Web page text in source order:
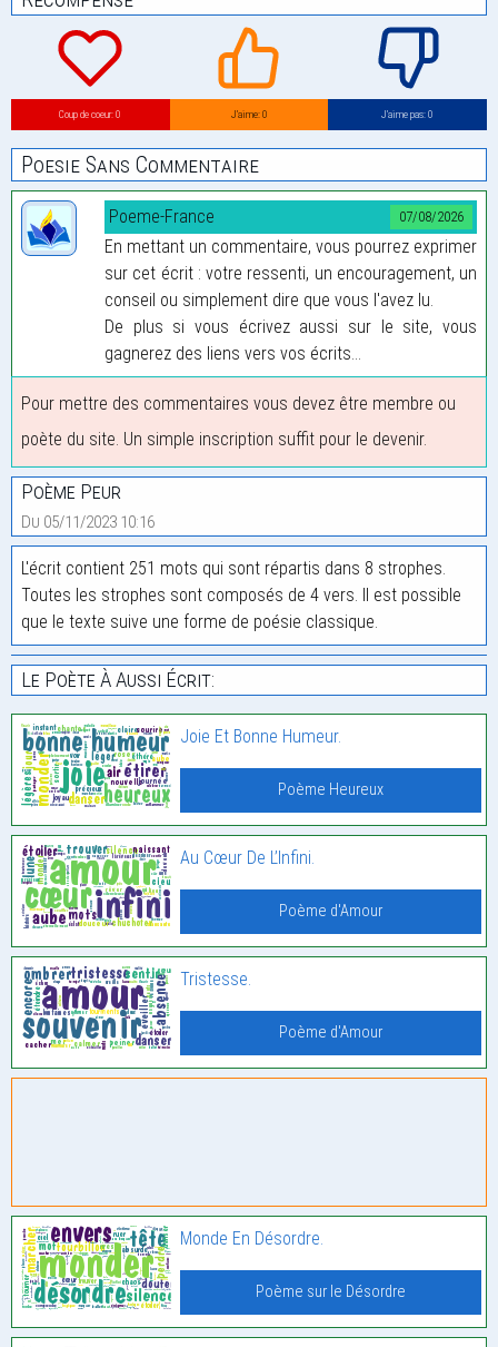
Coup de coeur: 0 J’aime: 0 J’aime pas: 0
Poesie Sans Commentaire
07/08/2026
Poeme-France
En mettant un commentaire, vous pourrez exprimer
sur cet écrit : votre ressenti, un encouragement, un
conseil ou simplement dire que vous l'avez lu.
De plus si vous écrivez aussi sur le site, vous
gagnerez des liens vers vos écrits...
Pour mettre des commentaires vous devez être membre ou
poète du site. Un simple inscription suffit pour le devenir.
Poème Peur
Du 05/11/2023 10:16
L'écrit contient 251 mots qui sont répartis dans 8 strophes.
Toutes les strophes sont composés de 4 vers. Il est possible
que le texte suive une forme de poésie classique.
Le Poète À Aussi Écrit:
Joie Et Bonne Humeur.
Poème Heureux
Au Cœur De L’Infini.
Poème d'Amour
Tristesse.
Poème d'Amour
Monde En Désordre.
Poème sur le Désordre